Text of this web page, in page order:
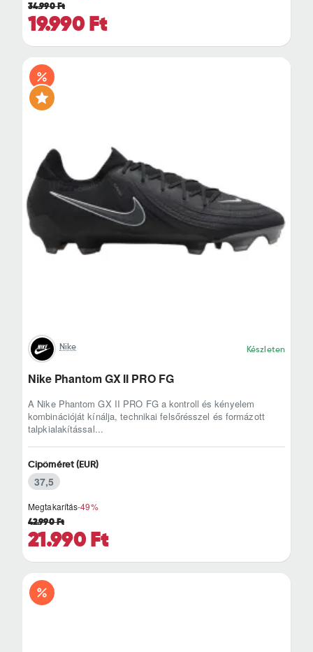
19.990 Ft
34.990 Ft
Nike Készleten
Nike Phantom GX II PRO FG
A Nike Phantom GX II PRO FG a kontroll és kényelem
kombinációját kínálja, technikai felsőrésszel és formázott
talpkialakítással...
Megtakarítás-49%
21.990 Ft
42.990 Ft
Cipőméret (EUR)
37,5